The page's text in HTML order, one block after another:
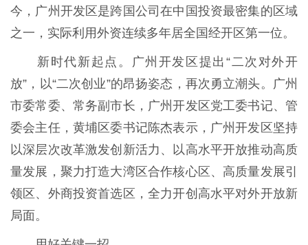
今，广州开发区是跨国公司在中国投资最密集的区域
之一，实际利用外资连续多年居全国经开区第一位。
新时代新起点。广州开发区提出“二次对外开
放”，以“二次创业”的昂扬姿态，再次勇立潮头。广州
市委常委、常务副市长，广州开发区党工委书记、管
委会主任，黄埔区委书记陈杰表示，广州开发区坚持
以深层次改革激发创新活力、以高水平开放推动高质
量发展，聚力打造大湾区合作核心区、高质量发展引
领区、外商投资首选区，全力开创高水平对外开放新
局面。